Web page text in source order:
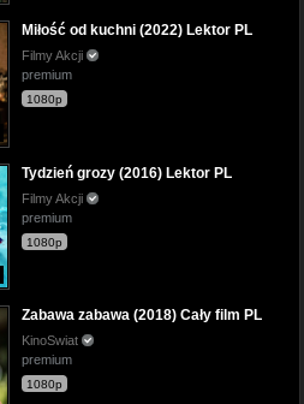
Miłość od kuchni (2022) Lektor PL
Filmy Akcji
premium
1080p
Tydzień grozy (2016) Lektor PL
Filmy Akcji
premium
1080p
Zabawa zabawa (2018) Cały film PL
KinoSwiat
premium
1080p